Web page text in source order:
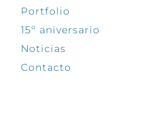
Portfolio
15º aniversario
Noticias
Contacto